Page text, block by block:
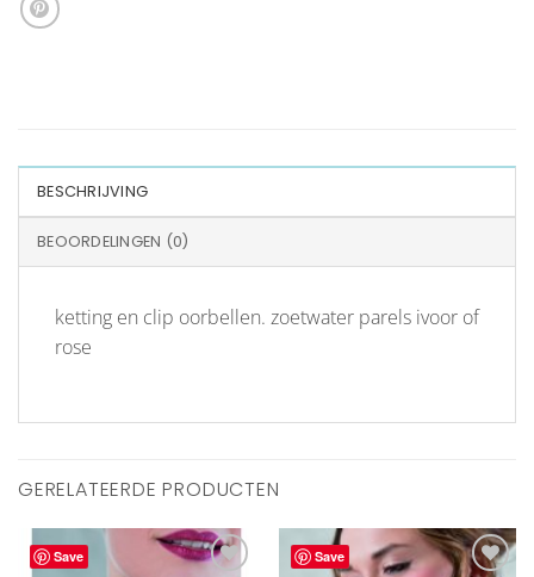
BESCHRIJVING
BEOORDELINGEN (0)
ketting en clip oorbellen. zoetwater parels ivoor of
rose
GERELATEERDE PRODUCTEN
Save
Save